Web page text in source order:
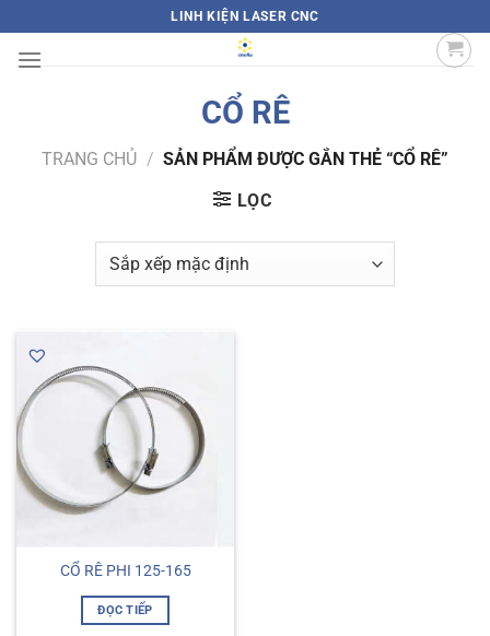
qua
nội
LINH KIỆN LASER CNC
CỔ RÊ
TRANG CHỦ / SẢN PHẨM ĐƯỢC GẮN THẺ “CỔ RÊ”
LỌC
CỔ RÊ PHI 125-165
ĐỌC TIẾP